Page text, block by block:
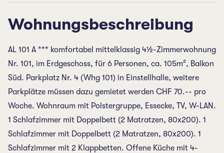
Wohnungsbeschreibung
AL 101 A *** komfortabel mittelklassig 4½-Zimmerwohnung
Nr. 101, im Erdgeschoss, für 6 Personen, ca. 105m², Balkon
Süd. Parkplatz Nr. 4 (Whg 101) in Einstellhalle, weitere
Parkplätze müssen dazu gemietet werden CHF 70.-- pro
Woche. Wohnraum mit Polstergruppe, Essecke, TV, W-LAN.
1 Schlafzimmer mit Doppelbett (2 Matratzen, 80x200). 1
Schlafzimmer mit Doppelbett (2 Matratzen, 80x200). 1
Schlafzimmer mit 2 Klappbetten. Offene Küche mit 4-